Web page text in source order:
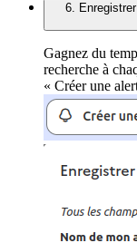
6.
Gagnez du
recherche à
« Créer une